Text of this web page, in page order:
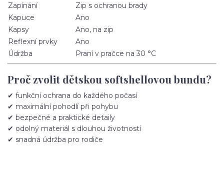
Zapínání
Zip s ochranou brady
Kapuce
Ano
Kapsy
Ano, na zip
Reflexní prvky
Ano
Údržba
Praní v pračce na 30 °C
Proč zvolit dětskou softshellovou bundu?
✔ funkční ochrana do každého počasí
✔ maximální pohodlí při pohybu
✔ bezpečné a praktické detaily
✔ odolný materiál s dlouhou životností
✔ snadná údržba pro rodiče